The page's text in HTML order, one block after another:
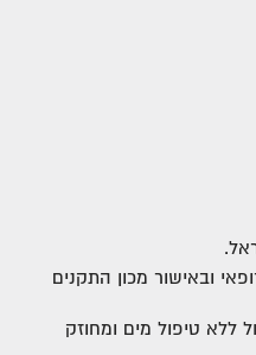
ובאישור מכון התקנים
טיפול מים ומחוזק